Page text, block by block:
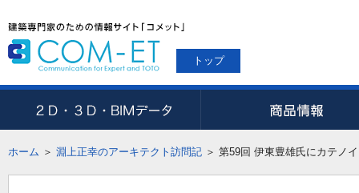
トップ
ホーム ＞ 淵上正幸のアーキテクト訪問記 ＞ 第59回 伊東豊雄氏にカテノ